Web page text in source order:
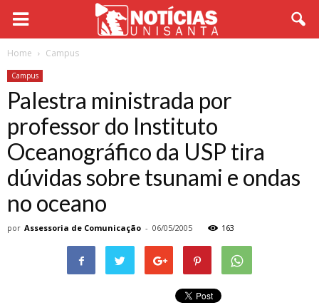
Home Campus
Campus
Palestra ministrada por
professor do Instituto
Oceanográfico da USP tira
dúvidas sobre tsunami e ondas
no oceano
por Assessoria de Comunicação - 06/05/2005 163